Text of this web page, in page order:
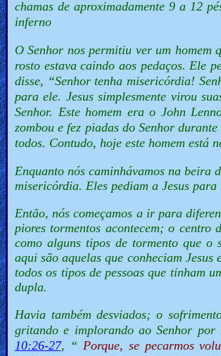
Other
Other
Languages
Contact/Feedback/Donate
Follow
us
Social
Media
PDF
Books
chamas de aproximadamente 9 a 12
inferno
O Senhor nos permitiu ver um homem
rosto estava caindo aos pedaços. Ele
disse, “Senhor tenha misericórdia!
para ele. Jesus simplesmente virou
Senhor. Este homem era o John
zombou e fez piadas do Senhor
todos. Contudo, hoje este homem está
Enquanto nós caminhávamos na beira
misericórdia. Eles pediam a Jesus
Então, nós começamos a ir para
piores tormentos acontecem; o
como alguns tipos de tormento que o
aqui são aquelas que conheciam
todos os tipos de pessoas que tinham
dupla.
Havia também desviados; o
gritando e implorando ao Senhor
10:26-27, “ Porque, se pecarmos